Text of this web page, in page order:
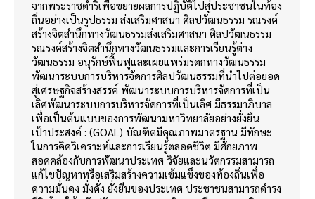
จากพระราชดำริเพื่อขยายผลการปฏิบัติไปสู่ประชาชนในท้อง
ถิ่นอย่างเป็นรูปธรรม ส่งเสริมศาสนา ศิลปวัฒนธรรม รณรงค์
สร้างจิตสำนึกทางวัฒนธรรมส่งเสริมศาสนา ศิลปวัฒนธรรม
รณรงค์สร้างจิตสำนึกทางวัฒนธรรมและการเรียนรู้ต่าง
วัฒนธรรม อนุรักษ์ฟื้นฟูและเผยแพร่มรดกทางวัฒนธรรม
พัฒนาระบบการบริหารจัดการศิลปวัฒนธรรมที่นำไปต่อยอด
สู่เศรษฐกิจสร้างสรรค์ พัฒนาระบบการบริหารจัดการที่เป็น
เลิศพัฒนาระบบการบริหารจัดการที่เป็นเลิศ มีธรรมาภิบาล
เพื่อเป็นต้นแบบของการพัฒนามหาวิทยาลัยอย่างยั่งยืน
เป้าประสงค์ : (GOAL) บัณฑิตมีคุณภาพมาตรฐาน มีทักษะ
ในการคิดวิเคราะห์และการเรียนรู้ตลอดชีวิต มีศักยภาพ
สอดคล้องกับการพัฒนาประเทศ วิจัยและนวัตกรรมสามารถ
แก้ไขปัญหาหรือเสริมสร้างความเข้มแข็งของท้องถิ่นเพื่อ
ความมั่นคง มั่งคั่ง ยั่งยืนของประเทศ ประชาชนสามารถดำรง